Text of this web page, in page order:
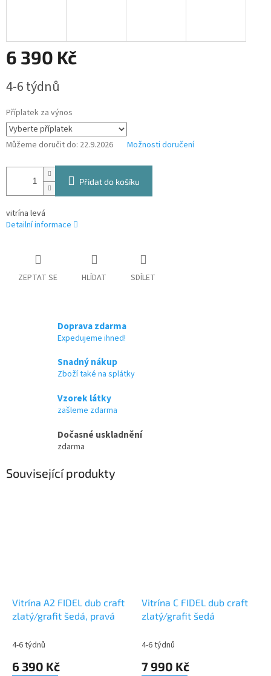
6 390 Kč
cena:
4-6 týdnů
Příplatek za výnos
Můžeme doručit do: 22.9.2026 Možnosti doručení
Přidat do košíku
vitrína levá
Detailní informace
ZEPTAT SE HLÍDAT SDÍLET
Doprava zdarma
Expedujeme ihned!
Snadný nákup
Zboží také na splátky
Vzorek látky
zašleme zdarma
Dočasné uskladnění
zdarma
Související produkty
Vitrína A2 FIDEL dub craft
zlatý/grafit šedá, pravá
4-6 týdnů
6 390 Kč
Vitrína C FIDEL dub craft
zlatý/grafit šedá
4-6 týdnů
7 990 Kč